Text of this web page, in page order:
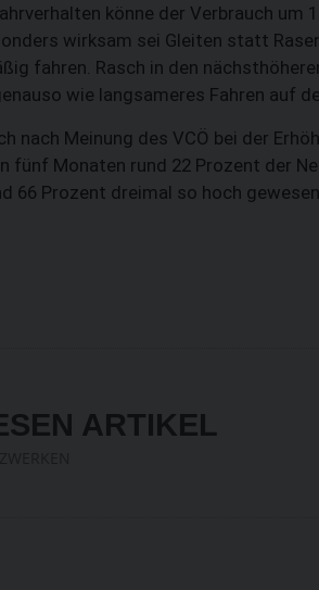
könne der Verbrauch um
wirksam sei Gleiten statt
fahren. Rasch in den
wie langsameres Fahren auf
nach Meinung des VCÖ bei der
fünf Monaten rund 22 Prozent der
66 Prozent dreimal so hoch gewesen.
ARTIKEL